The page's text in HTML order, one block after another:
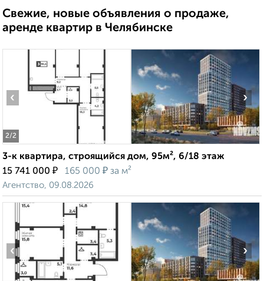
Свежие, новые объявления о продаже,
аренде квартир в Челябинске
2/2
‹ ›
3-к квартира, строящийся дом, 95м², 6/18 этаж
15 741 000 ₽ 165 000 ₽ за м²
Агентство, 09.08.2026
‹ ›